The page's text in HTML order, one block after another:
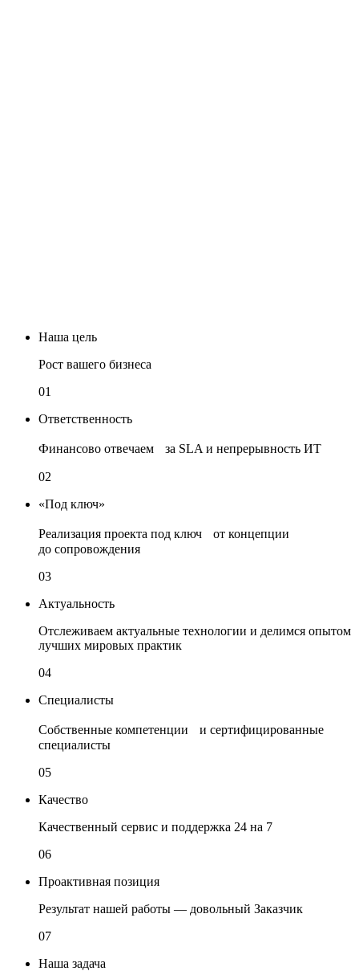
Наша цель
Рост вашего бизнеса
01
Ответственность
Финансово отвечаем за SLA и непрерывность ИТ
02
«Под ключ»
Реализация проекта под ключ от концепции
до сопровождения
03
Актуальность
Отслеживаем актуальные технологии и делимся опытом
лучших мировых практик
04
Специалисты
Собственные компетенции и сертифицированные
специалисты
05
Качество
Качественный сервис и поддержка 24 на 7
06
Проактивная позиция
Результат нашей работы — довольный Заказчик
07
Наша задача